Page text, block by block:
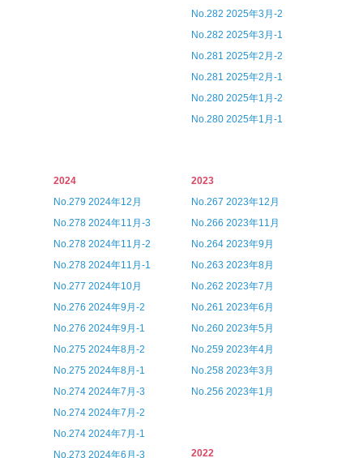
No.282 2025年3月-2
No.282 2025年3月-1
No.281 2025年2月-2
No.281 2025年2月-1
No.280 2025年1月-2
No.280 2025年1月-1
2024
No.279 2024年12月
No.278 2024年11月-3
No.278 2024年11月-2
No.278 2024年11月-1
No.277 2024年10月
No.276 2024年9月-2
No.276 2024年9月-1
No.275 2024年8月-2
No.275 2024年8月-1
No.274 2024年7月-3
No.274 2024年7月-2
No.274 2024年7月-1
No.273 2024年6月-3
2023
No.267 2023年12月
No.266 2023年11月
No.264 2023年9月
No.263 2023年8月
No.262 2023年7月
No.261 2023年6月
No.260 2023年5月
No.259 2023年4月
No.258 2023年3月
No.256 2023年1月
2022